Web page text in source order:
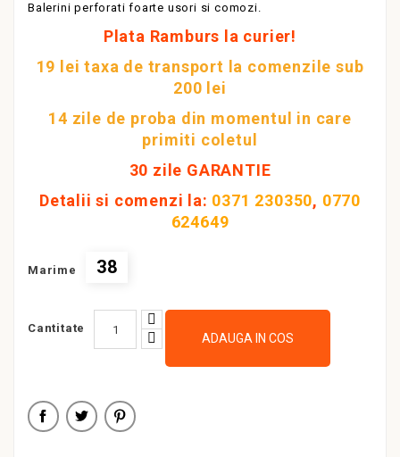
Balerini perforati foarte usori si comozi.
Plata Ramburs la curier!
19 lei taxa de transport la comenzile sub
200 lei
14 zile de proba din momentul in care
primiti coletul
30 zile GARANTIE
Detalii si comenzi la: 0371 230350, 0770
624649
Marime 38
Cantitate
ADAUGA IN COS